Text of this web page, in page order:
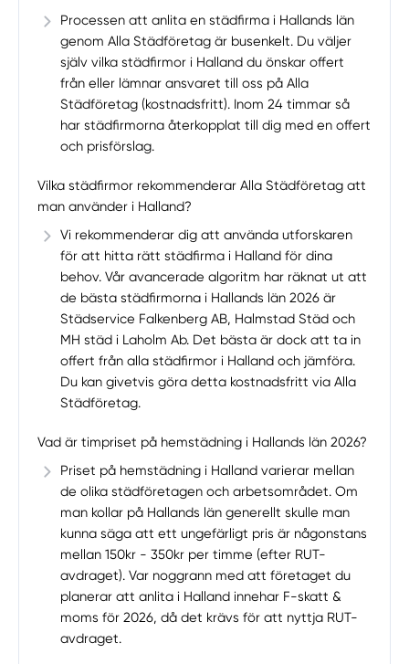
Processen att anlita en städfirma i Hallands län
genom Alla Städföretag är busenkelt. Du väljer
själv vilka städfirmor i Halland du önskar offert
från eller lämnar ansvaret till oss på Alla
Städföretag (kostnadsfritt). Inom 24 timmar så
har städfirmorna återkopplat till dig med en offert
och prisförslag.
Vilka städfirmor rekommenderar Alla Städföretag att
man använder i Halland?
Vi rekommenderar dig att använda utforskaren
för att hitta rätt städfirma i Halland för dina
behov. Vår avancerade algoritm har räknat ut att
de bästa städfirmorna i Hallands län 2026 är
Städservice Falkenberg AB, Halmstad Städ och
MH städ i Laholm Ab. Det bästa är dock att ta in
offert från alla städfirmor i Halland och jämföra.
Du kan givetvis göra detta kostnadsfritt via Alla
Städföretag.
Vad är timpriset på hemstädning i Hallands län 2026?
Priset på hemstädning i Halland varierar mellan
de olika städföretagen och arbetsområdet. Om
man kollar på Hallands län generellt skulle man
kunna säga att ett ungefärligt pris är någonstans
mellan 150kr - 350kr per timme (efter RUT-
avdraget). Var noggrann med att företaget du
planerar att anlita i Halland innehar F-skatt &
moms för 2026, då det krävs för att nyttja RUT-
avdraget.